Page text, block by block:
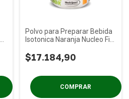
Polvo para Preparar Bebida
Isotonica Naranja Nucleo Fit
$17.184,90